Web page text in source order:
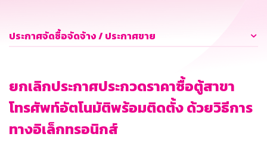
ประกาศจัดซื้อจัดจ้าง / ประกาศขาย
ยกเลิกประกาศประกวดราคาซื้อตู้สาขา
โทรศัพท์อัตโนมัติพร้อมติดตั้ง ด้วยวิธีการ
ทางอิเล็กทรอนิกส์